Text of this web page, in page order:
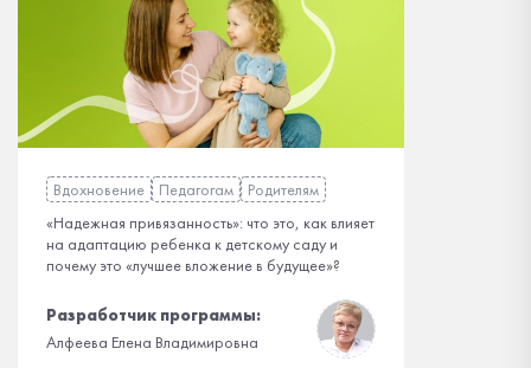
Вдохновение Педагогам
Родителям
«Надежная привязанность»: что это, как влияет
на адаптацию ребенка к детскому саду и
почему это «лучшее вложение в будущее»?
Разработчик программы:
Алфеева Елена Владимировна